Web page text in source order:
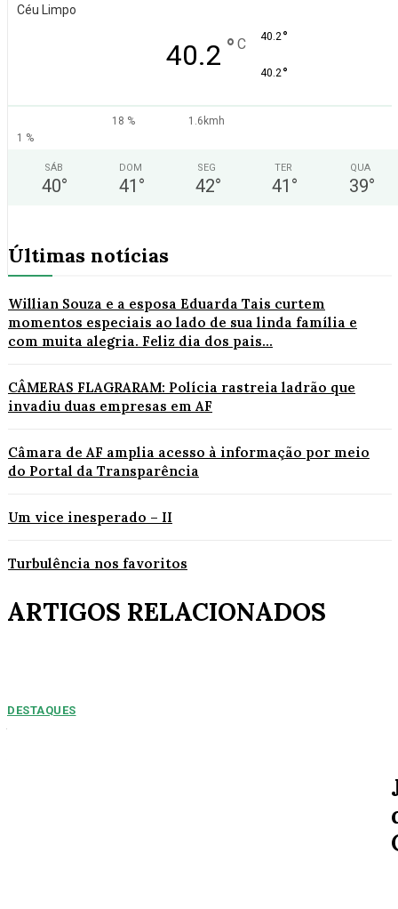
Céu Limpo
40.2 ° C 40.2°
40.2°
18 %
1.6kmh
1 %
SÁB
40°
DOM
41 °
SEG
42°
TER
41 °
QUA
39°
Últimas notícias
Willian Souza e a esposa Eduarda Tais curtem
momentos especiais ao lado de sua linda família e
com muita alegria. Feliz dia dos pais...
CÂMERAS FLAGRARAM: Polícia rastreia ladrão que
invadiu duas empresas em AF
Câmara de AF amplia acesso à informação por meio
do Portal da Transparência
Um vice inesperado – II
Turbulência nos favoritos
ARTIGOS RELACIONADOS
DESTAQUES